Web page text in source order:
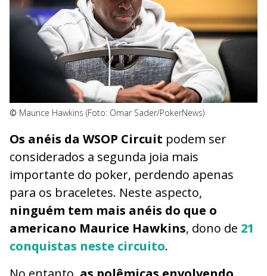
© Maurice Hawkins (Foto: Omar Sader/PokerNews)
Os anéis da WSOP Circuit podem ser
considerados a segunda joia mais
importante do poker, perdendo apenas
para os braceletes. Neste aspecto,
ninguém tem mais anéis do que o
americano Maurice Hawkins, dono de 21
conquistas neste circuito.